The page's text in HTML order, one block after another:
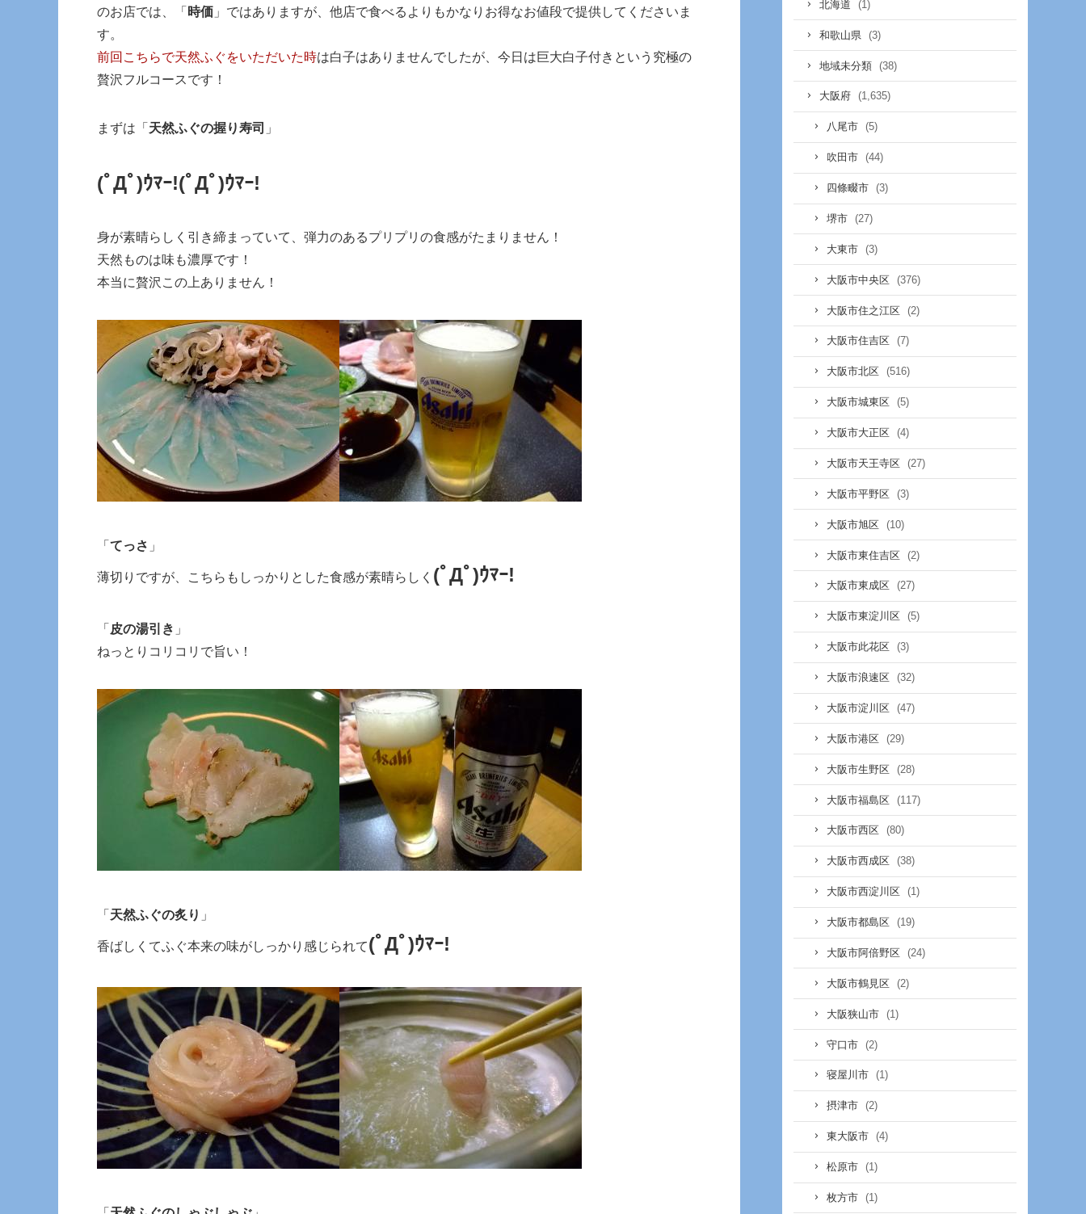
のお店では、「 時価 」ではありますが、他店で食べるよりもかなりお得なお値段で提供してくださいま
す。
前回こちらで天然ふぐをいただいた時は白子はありませんでしたが、今日は巨大白子付きという究極の
贅沢フルコースです！
まずは「 天然ふぐの握り寿司 」
(ﾟДﾟ)ｳﾏｰ!(ﾟДﾟ)ｳﾏｰ!
身が素晴らしく引き締まっていて、弾力のあるプリプリの食感がたまりません！
天然ものは味も濃厚です！
本当に贅沢この上ありません！
「 てっさ 」
薄切りですが、こちらもしっかりとした食感が素晴らしく (ﾟДﾟ)ｳﾏｰ!
「 皮の湯引き 」
ねっとりコリコリで旨い！
「 天然ふぐの炙り 」
香ばしくてふぐ本来の味がしっかり感じられて(ﾟДﾟ)ｳﾏｰ!
北海道 (1)
和歌山県 (3)
地域未分類 (38)
大阪府 (1,635)
八尾市 (5)
吹田市 (44)
四條畷市 (3)
堺市 (27)
大東市 (3)
大阪市中央区 (376)
大阪市住之江区 (2)
大阪市住吉区 (7)
大阪市北区 (516)
大阪市城東区 (5)
大阪市大正区 (4)
大阪市天王寺区 (27)
大阪市平野区 (3)
大阪市旭区 (10)
大阪市東住吉区 (2)
大阪市東成区 (27)
大阪市東淀川区 (5)
大阪市此花区 (3)
大阪市浪速区 (32)
大阪市淀川区 (47)
大阪市港区 (29)
大阪市生野区 (28)
大阪市福島区 (117)
大阪市西区 (80)
大阪市西成区 (38)
大阪市西淀川区 (1)
大阪市都島区 (19)
大阪市阿倍野区 (24)
大阪市鶴見区 (2)
大阪狭山市 (1)
守口市 (2)
寝屋川市 (1)
摂津市 (2)
東大阪市 (4)
松原市 (1)
枚方市 (1)